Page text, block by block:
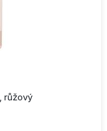
růžový